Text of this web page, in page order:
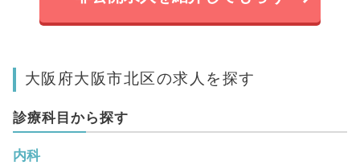
大阪府大阪市北区の求人を探す
診療科目から探す
内科